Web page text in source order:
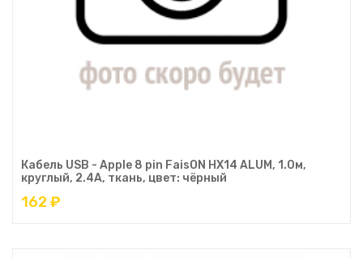
Кабель USB - Apple 8 pin FaisON HX14 ALUM, 1.0м,
круглый, 2.4A, ткань, цвет: чёрный
162 ₽